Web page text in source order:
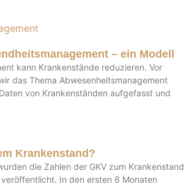
– ein Modell
kann Krankenstände reduzieren. Vor
das Thema Abwesenheitsmanagement
von Krankenständen aufgefasst und
Krankenstand?
die Zahlen der GKV zum Krankenstand
In den ersten 6 Monaten